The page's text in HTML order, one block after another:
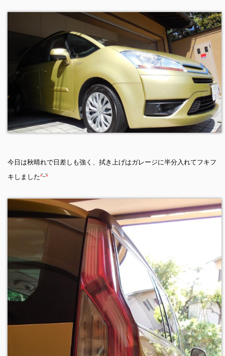
今日は秋晴れで日差しも強く、拭き上げはガレージに半分入れてフキフ
キしました